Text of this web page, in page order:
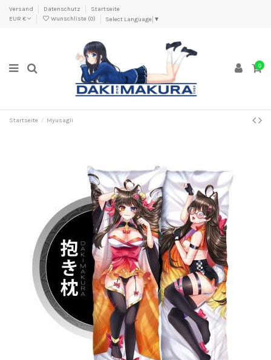
Versand Datenschutz
Startseite
EUR €
Wunschliste (0) Select Language ▼
0
Startseite Myusagii